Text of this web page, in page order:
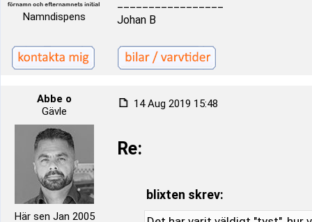
Namndispens
Johan B
Abbe o
Gävle
Här sen Jan 2005
14 Aug 2019 15:48
Re:
blixten skrev: